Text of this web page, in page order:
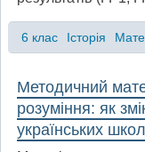
6 клас Історія
Методичний
розуміння: як
українських